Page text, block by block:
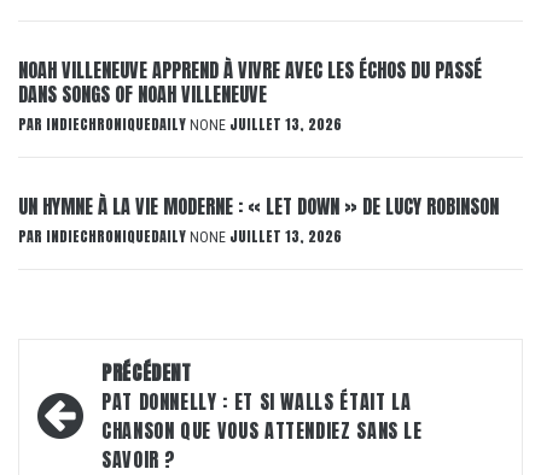
NOAH VILLENEUVE APPREND À VIVRE AVEC LES ÉCHOS DU PASSÉ
DANS SONGS OF NOAH VILLENEUVE
PAR INDIECHRONIQUEDAILY NONE JUILLET 13, 2026
UN HYMNE À LA VIE MODERNE : « LET DOWN » DE LUCY ROBINSON
PAR INDIECHRONIQUEDAILY NONE JUILLET 13, 2026
Navigation
d’article
PRÉCÉDENT
PAT DONNELLY : ET SI WALLS ÉTAIT LA
CHANSON QUE VOUS ATTENDIEZ SANS LE
SAVOIR ?